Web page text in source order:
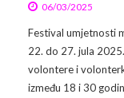
Video 2015
Video 2016
Video 2017
Galerija 2014
Galerija 2015
Galerija 2016
06/03/2025
Festival umjetnosti
22. do 27. jula
volontere i
između 18 i 30